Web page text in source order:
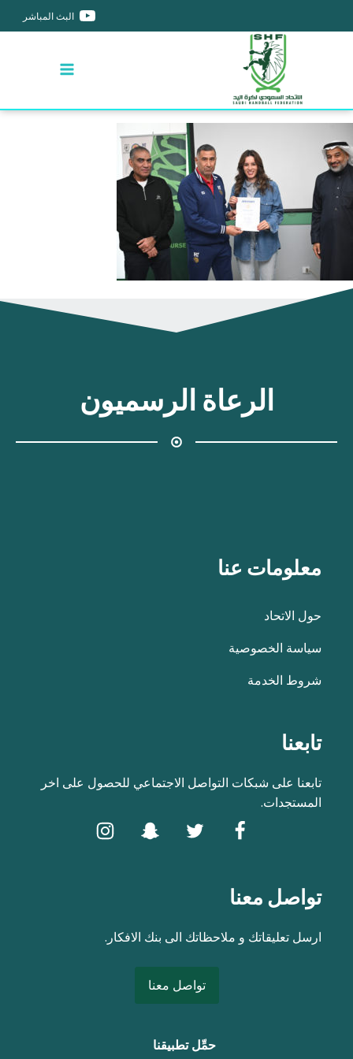
البث المباشر
الرعاة الرسميون
معلومات عنا
حول الاتحاد
سياسة الخصوصية
شروط الخدمة
تابعنا
تابعنا على شبكات التواصل الاجتماعي للحصول على اخر
المستجدات.
تواصل معنا
ارسل تعليقاتك و ملاحظاتك الى بنك الافكار.
تواصل معنا
حمِّل تطبيقنا